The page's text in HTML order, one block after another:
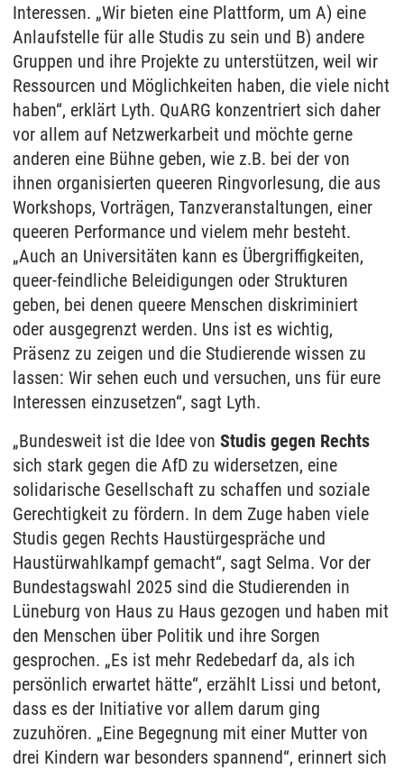
Interessen. „Wir bieten eine Plattform, um A) eine
Anlaufstelle für alle Studis zu sein und B) andere
Gruppen und ihre Projekte zu unterstützen, weil wir
Ressourcen und Möglichkeiten haben, die viele nicht
haben“, erklärt Lyth. QuARG konzentriert sich daher
vor allem auf Netzwerkarbeit und möchte gerne
anderen eine Bühne geben, wie z.B. bei der von
ihnen organisierten queeren Ringvorlesung, die aus
Workshops, Vorträgen, Tanzveranstaltungen, einer
queeren Performance und vielem mehr besteht.
„Auch an Universitäten kann es Übergriffigkeiten,
queer-feindliche Beleidigungen oder Strukturen
geben, bei denen queere Menschen diskriminiert
oder ausgegrenzt werden. Uns ist es wichtig,
Präsenz zu zeigen und die Studierende wissen zu
lassen: Wir sehen euch und versuchen, uns für eure
Interessen einzusetzen“, sagt Lyth.
„Bundesweit ist die Idee von Studis gegen Rechts
sich stark gegen die AfD zu widersetzen, eine
solidarische Gesellschaft zu schaffen und soziale
Gerechtigkeit zu fördern. In dem Zuge haben viele
Studis gegen Rechts Haustürgespräche und
Haustürwahlkampf gemacht“, sagt Selma. Vor der
Bundestagswahl 2025 sind die Studierenden in
Lüneburg von Haus zu Haus gezogen und haben mit
den Menschen über Politik und ihre Sorgen
gesprochen. „Es ist mehr Redebedarf da, als ich
persönlich erwartet hätte“, erzählt Lissi und betont,
dass es der Initiative vor allem darum ging
zuzuhören. „Eine Begegnung mit einer Mutter von
drei Kindern war besonders spannend“, erinnert sich